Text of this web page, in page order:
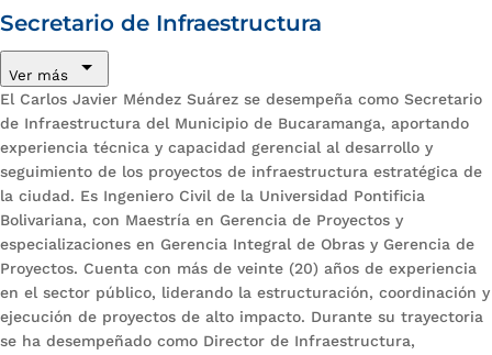
Secretario de Infraestructura
Ver más
El Carlos Javier Méndez Suárez se desempeña como Secretario
de Infraestructura del Municipio de Bucaramanga, aportando
experiencia técnica y capacidad gerencial al desarrollo y
seguimiento de los proyectos de infraestructura estratégica de
la ciudad. Es Ingeniero Civil de la Universidad Pontificia
Bolivariana, con Maestría en Gerencia de Proyectos y
especializaciones en Gerencia Integral de Obras y Gerencia de
Proyectos. Cuenta con más de veinte (20) años de experiencia
en el sector público, liderando la estructuración, coordinación y
ejecución de proyectos de alto impacto. Durante su trayectoria
se ha desempeñado como Director de Infraestructura,